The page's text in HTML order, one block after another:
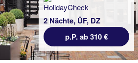
2 Nächte, ÜF, DZ
p.P. ab 310 €